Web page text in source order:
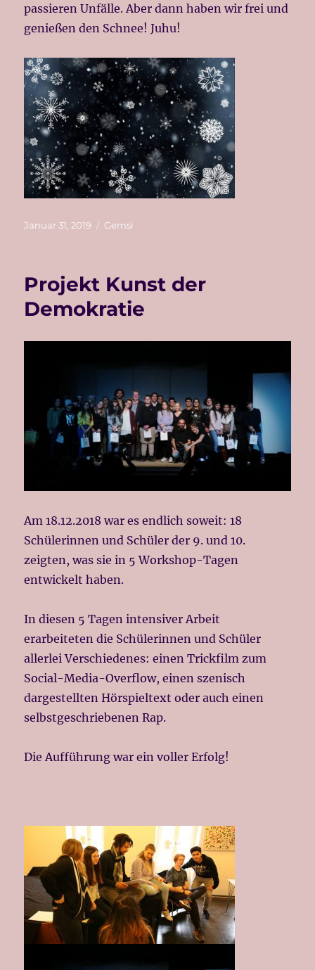
passieren Unfälle. Aber dann haben wir frei und
genießen den Schnee! Juhu!
Veröffentlicht
Januar 31, 2019 Kategorien
Gemsi
Projekt Kunst der
Demokratie
Am 18.12.2018 war es endlich soweit: 18
Schülerinnen und Schüler der 9. und 10.
zeigten, was sie in 5 Workshop-Tagen
entwickelt haben.
In diesen 5 Tagen intensiver Arbeit
erarbeiteten die Schülerinnen und Schüler
allerlei Verschiedenes: einen Trickfilm zum
Social-Media-Overflow, einen szenisch
dargestellten Hörspieltext oder auch einen
selbstgeschriebenen Rap.
Die Aufführung war ein voller Erfolg!